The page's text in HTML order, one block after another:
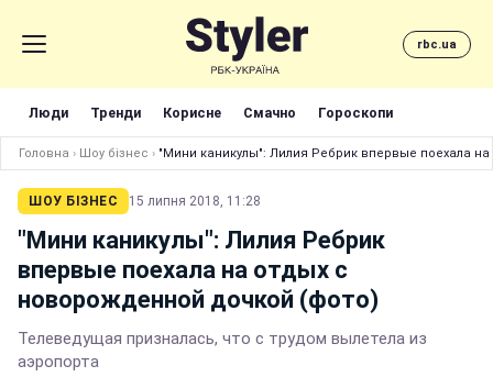
rbc.ua
Люди Тренди Корисне Смачно Гороскопи
Головна › Шоу бізнес › "Мини каникулы": Лилия Ребрик впервые поехала
ШОУ БІЗНЕС 15 липня 2018, 11:28
"Мини каникулы": Лилия Ребрик
впервые поехала на отдых с
новорожденной дочкой (фото)
Телеведущая призналась, что с трудом вылетела из
аэропорта